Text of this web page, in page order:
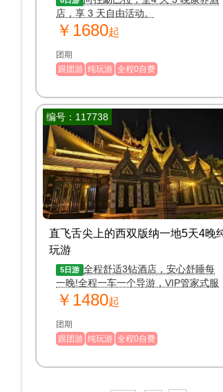
店，享 3 天自由活动。
￥1680起
团期
跟团游 纯玩游 全程0自费
编号：117738
直飞舌尖上的西双版纳一地5天4晚
玩游
5日游 全程舒适3钻酒店，安心舒睡每
一晚!全程一车一个导游，VIP管家式服
务
￥1480起
团期
跟团游 纯玩游 全程0自费